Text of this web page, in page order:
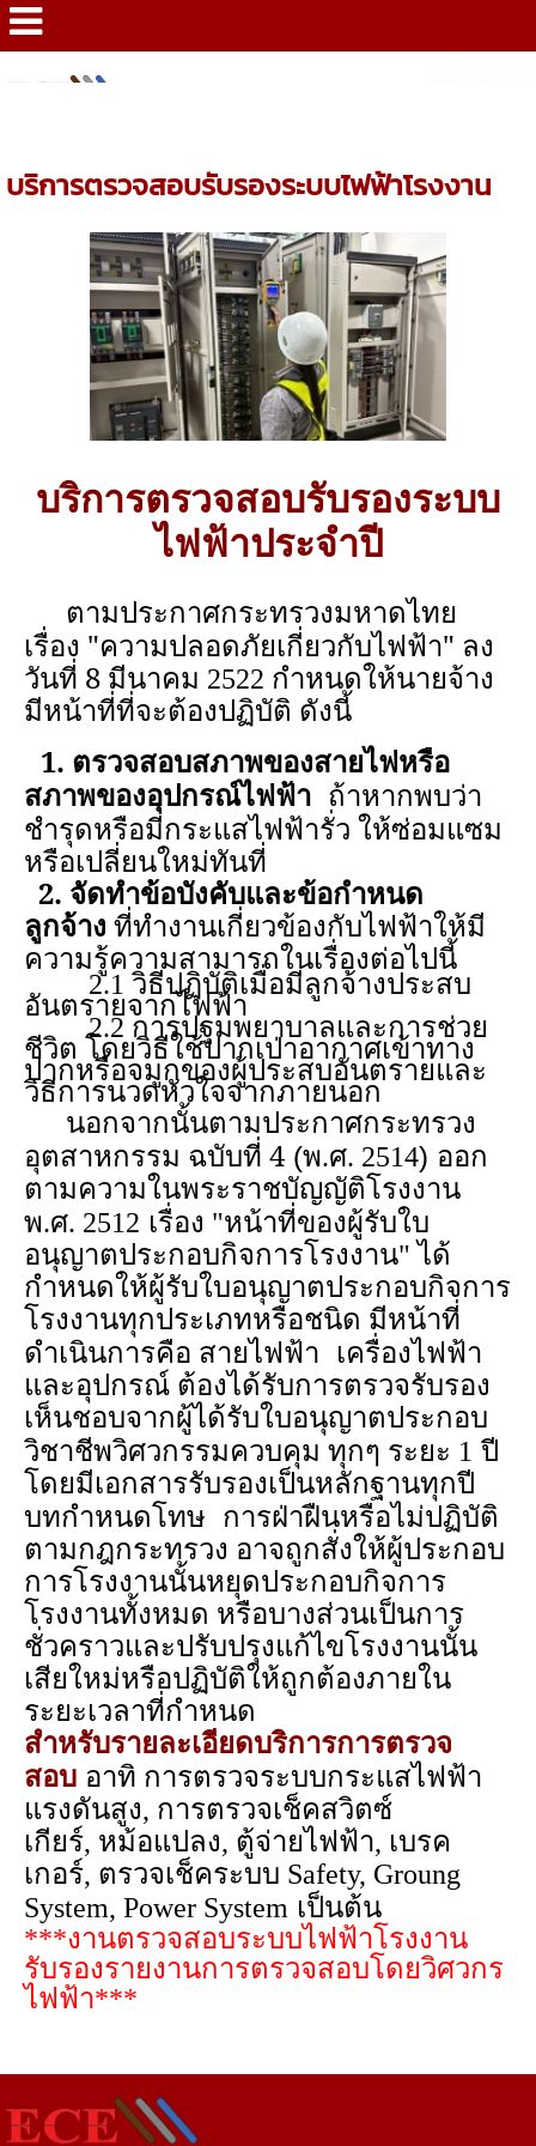
บริการตรวจสอบรับรองระบบไฟฟ้าโรงงาน
บริการตรวจสอบรับรองระบบ
ไฟฟ้าประจำปี
ตามประกาศกระทรวงมหาดไทย
เรื่อง "ความปลอดภัยเกี่ยวกับไฟฟ้า" ลง
วันที่ 8 มีนาคม 2522 กำหนดให้นายจ้าง
มีหน้าที่ที่จะต้องปฏิบัติ ดังนี้
1. ตรวจสอบสภาพของสายไฟหรือ
สภาพของอุปกรณ์ไฟฟ้า ถ้าหากพบว่า
ชำรุดหรือมีกระแสไฟฟ้ารั่ว ให้ซ่อมแซม
หรือเปลี่ยนใหม่ทันที่
2. จัดทำข้อบังคับและข้อกำหนด
ลูกจ้าง ที่ทำงานเกี่ยวข้องกับไฟฟ้าให้มี
ความรู้ความสามารถในเรื่องต่อไปนี้
2.1 วิธีปฏิบัติเมื่อมีลูกจ้างประสบ
อันตรายจากไฟฟ้า
2.2 การปฐมพยาบาลและการช่วย
ชีวิต โดยวิธีใช้ปากเป่าอากาศเข้าทาง
ปากหรือจมูกของผู้ประสบอันตรายและ
วิธีการนวดหัวใจจากภายนอก
นอกจากนั้นตามประกาศกระทรวง
อุตสาหกรรม ฉบับที่ 4 (พ.ศ. 2514) ออก
ตามความในพระราชบัญญัติโรงงาน
พ.ศ. 2512 เรื่อง "หน้าที่ของผู้รับใบ
อนุญาตประกอบกิจการโรงงาน"ได้
กำหนดให้ผู้รับใบอนุญาตประกอบกิจการ
โรงงานทุกประเภทหรือชนิด มีหน้าที่
ดำเนินการคือ สายไฟฟ้า
เครื่องไฟฟ้า
และอุปกรณ์ ต้องได้รับการตรวจรับรอง
เห็นชอบจากผู้ได้รับใบอนุญาตประกอบ
วิชาชีพวิศวกรรมควบคุม ทุกๆ ระยะ 1 ปี
โดยมีเอกสารรับรองเป็นหลักฐานทุกปี
บทกำหนดโทษ
การฝ่าฝืนหรือไม่ปฏิบัติ
ตามกฎกระทรวง อาจถูกสั่งให้ผู้ประกอบ
การโรงงานนั้นหยุดประกอบกิจการ
โรงงานทั้งหมด หรือบางส่วนเป็นการ
ชั่วคราวและปรับปรุงแก้ไขโรงงานนั้น
เสียใหม่หรือปฏิบัติให้ถูกต้องภายใน
ระยะเวลาที่กำหนด
สำหรับรายละเอียดบริการการตรวจ
สอบ อาทิ การตรวจระบบกระแสไฟฟ้า
แรงดันสูง, การตรวจเช็คสวิตซ์
เกียร์, หม้อแปลง, ตู้จ่ายไฟฟ้า, เบรค
เกอร์, ตรวจเช็คระบบ Safety, Groung
System, Power System เป็นต้น
***งานตรวจสอบระบบไฟฟ้าโรงงาน
รับรองรายงานการตรวจสอบโดยวิศวกร
ไฟฟ้า***